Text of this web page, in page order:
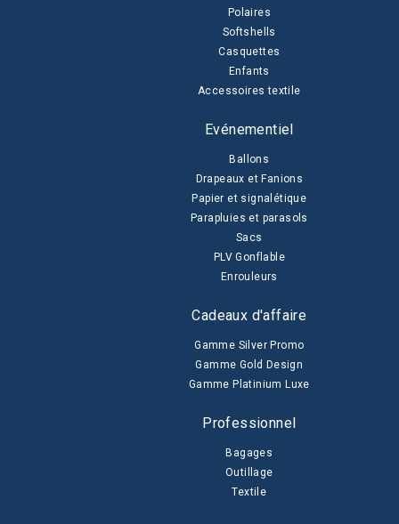
Polaires
Softshells
Casquettes
Enfants
Accessoires textile
Evénementiel
Ballons
Drapeaux et Fanions
Papier et signalétique
Parapluies et parasols
Sacs
PLV Gonflable
Enrouleurs
Cadeaux d'affaire
Gamme Silver Promo
Gamme Gold Design
Gamme Platinium Luxe
Professionnel
Bagages
Outillage
Textile